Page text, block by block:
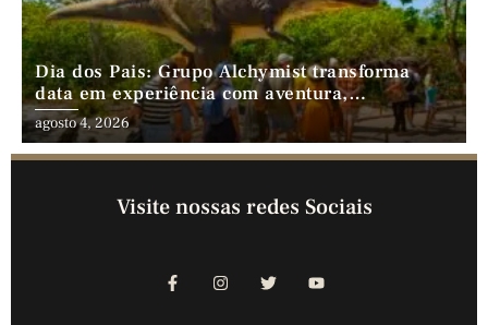
Dia dos Pais: Grupo Alchymist transforma
data em experiência com aventura,
gastronomia e lazer em família
agosto 4, 2026
Visite nossas redes Sociais